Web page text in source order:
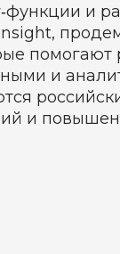
и
помогают
и
и